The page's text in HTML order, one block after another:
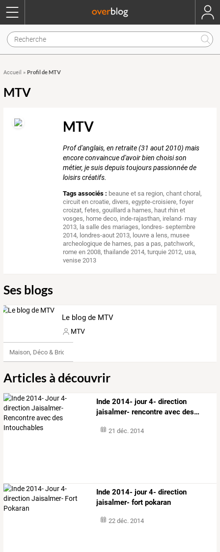
Accueil » Profil de MTV
MTV
MTV
Prof d'anglais, en retraite (31 aout 2010) mais
encore convaincue d'avoir bien choisi son
métier, je suis depuis toujours passionnée de
loisirs créatifs.
Tags associés : beaune et sa region,chant choral,
circuit en croatie,divers,egypte-croisiere,foyer
croizat,fetes,gouillard a harnes, haut rhin et
vosges, home deco, inde-rajasthan, ireland- may
2013, la salle des mariages, londres- septembre
2014, londres-aout 2013, louvre a lens, musee
archeologique de harnes, pas a pas, patchwork,
rome en 2008,thailande 2014,turquie 2012, usa,
venise 2013
Ses blogs
Le blog de MTV
MTV
Maison, Déco & Bricolage
Articles à découvrir
Inde 2014- jour4- direction
jaisalmer- rencontre avec des…
21 déc. 2014
Inde 2014- jour 4- direction
jaisalmer- fort pokaran
22 déc. 2014